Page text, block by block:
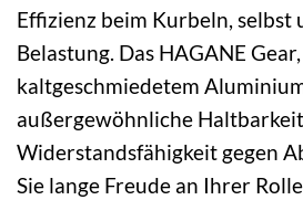
Effizienz beim Kurbeln, selbst
Belastung. Das HAGANE
kaltgeschmiedetem
außergewöhnliche
Widerstandsfähigkeit gegen
Sie lange Freude an Ihrer